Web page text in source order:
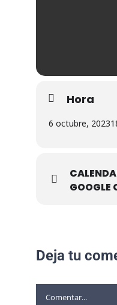
Hora
6 octubre, 2023
GOOGLE
Deja tu
Comentar